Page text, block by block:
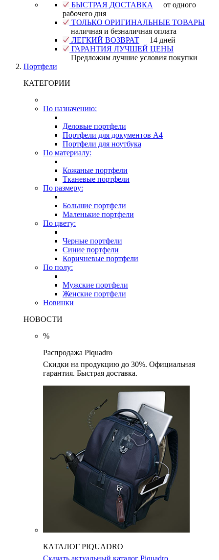
БЫСТРАЯ ДОСТАВКА
от одного
рабочего дня
ТОЛЬКО ОРИГИНАЛЬНЫЕ ТОВАРЫ
наличная и безналичная оплата
ЛЕГКИЙ ВОЗВРАТ
14 дней
ГАРАНТИЯ ЛУЧШЕЙ ЦЕНЫ
Предложим лучшие условия покупки
Портфели
КАТЕГОРИИ
По назначению:
Деловые портфели
Портфели для документов A4
Портфели для ноутбука
По материалу:
Кожаные портфели
Тканевые портфели
По размеру:
Большие портфели
Маленькие портфели
По цвету:
Черные портфели
Синие портфели
Коричневые портфели
По полу:
Мужские портфели
Женские портфели
Новинки
НОВОСТИ
%
Распродажа Piquadro
Скидки на продукцию до 30%. Официальная
гарантия. Быстрая доставка.
КАТАЛОГ PIQUADRO
Скачать актуальный каталог Piquadro